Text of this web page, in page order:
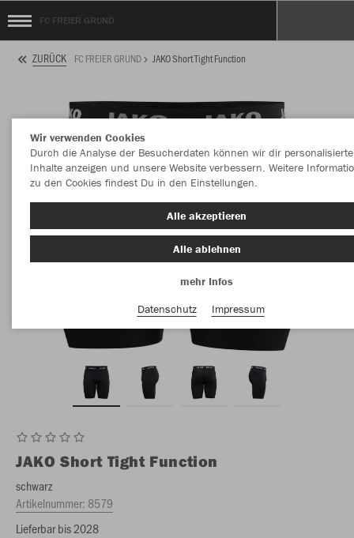
FC FREIER GRUND
ZURÜCK FC FREIER GRUND JAKO Short Tight Function
JAKO Short Tight Function
schwarz
Artikelnummer:8579
Lieferbar bis 2028
Wir verwenden Cookies
Durch die Analyse der Besucherdaten können wir dir personalisierte
Inhalte anzeigen und unsere Website verbessern. Weitere
zu den Cookies findest Du in den Einstellungen.
Alle akzeptieren
Alle ablehnen
mehr Infos
Datenschutz
Impressum